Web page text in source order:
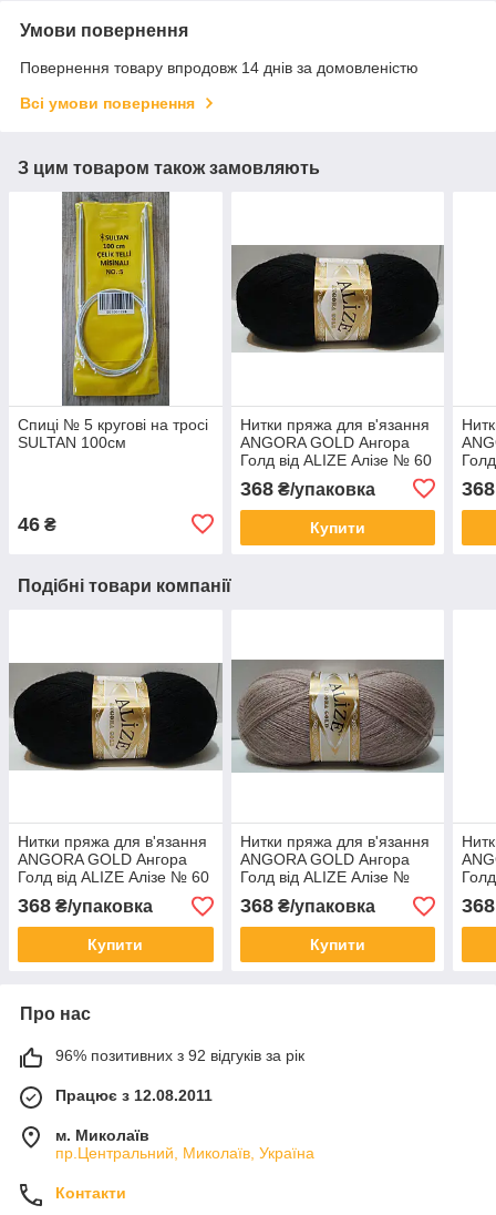
Умови повернення
Повернення товару впродовж 14 днів за домовленістю
Всі умови повернення
З цим товаром також замовляють
Спиці № 5 кругові на тросі
SULTAN 100см
46 ₴
Нитки пряжа для в'язання
ANGORA GOLD Ангора
Голд від ALIZE Алізе № 60
368₴/упаковка
Купити
368
Подібні товари компанії
Нитки пряжа для в'язання
ANGORA GOLD Ангора
Голд від ALIZE Алізе № 60
- чорний
368 ₴/упаковка
Купити
Нитки пряжа для в'язання
ANGORA GOLD Ангора
Голд від ALIZE Алізе №
542 - кора
368₴/упаковка
Купити
161
368
Про нас
96% позитивних з 92 відгуків за рік
Працює з 12.08.2011
м. Миколаїв
пр.Центральний, Миколаїв, Україна
Контакти